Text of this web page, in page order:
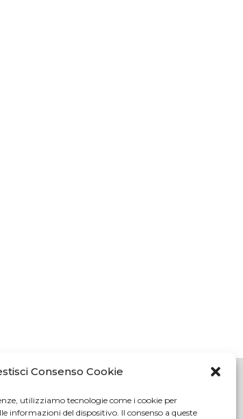
Consenso Cookie
utilizziamo tecnologie come i cookie per
informazioni del dispositivo. Il consenso a queste